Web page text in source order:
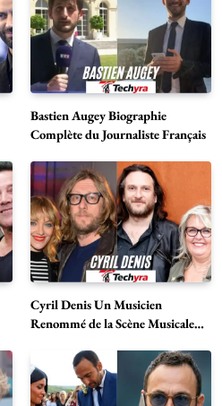
Bastien Augey Biographie
Complète du Journaliste Français
Cyril Denis Un Musicien
Renommé de la Scène Musicale